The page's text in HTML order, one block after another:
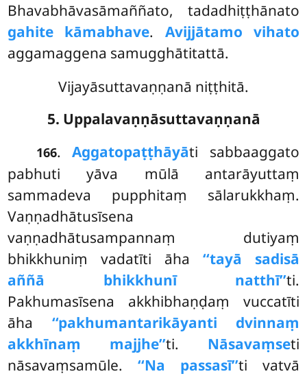
Bhavabhāvasāmaññato, tadadhiṭṭhānato
gahite kāmabhave. Avijjātamo vihato
aggamaggena samugghātitattā.
Vijayāsuttavaṇṇanā niṭṭhitā.
5. Uppalavaṇṇāsuttavaṇṇanā
166.Aggatopaṭṭhāyāti sabbaaggato
pabhuti yāva mūlā antarāyuttaṃ
sammadeva pupphitaṃ sālarukkhaṃ.
Vaṇṇadhātusīsena
vaṇṇadhātusampannaṃ dutiyaṃ
bhikkhuniṃ vadatīti āha ‘‘tayā sadisā
aññā bhikkhunī natthī’’ti.
Pakhumasīsena akkhibhaṇḍaṃ vuccatīti
āha ‘‘pakhumantarikāyanti dvinnaṃ
akkhīnaṃ majjhe’’ti. Nāsavaṃseti
nāsavaṃsamūle.‘‘Na passasī’’ti vatvā